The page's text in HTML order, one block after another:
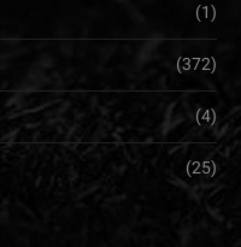
(1)
(372)
(4)
(25)